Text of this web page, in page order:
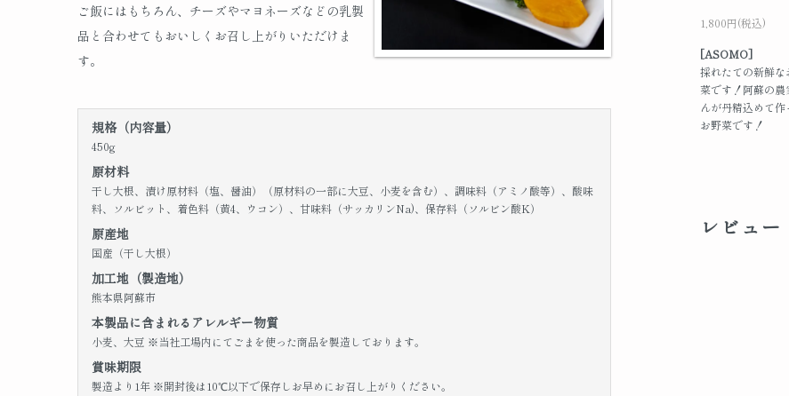
ご飯にはもちろん、チーズやマヨネーズなどの乳製
品と合わせてもおいしくお召し上がりいただけま
す。
規格（内容量）
450g
原材料
干し大根、漬け原材料（塩、醤油）（原材料の一部に大豆、小麦を含む）、調味料（アミノ酸等）、酸味
料、ソルビット、着色料（黄4、ウコン）、甘味料（サッカリンNa)、保存料（ソルビン酸K）
原産地
国産（干し大根）
加工地（製造地）
熊本県阿蘇市
本製品に含まれるアレルギー物質
小麦、大豆 ※当社工場内にてごまを使った商品を製造しております。
賞味期限
製造より1年 ※開封後は10℃以下で保存しお早めにお召し上がりください。
1,800円(税込)
[ASOMO]
採れたての新鮮な
菜です！阿蘇の農
んが丹精込めて作
お野菜です！
レビュー